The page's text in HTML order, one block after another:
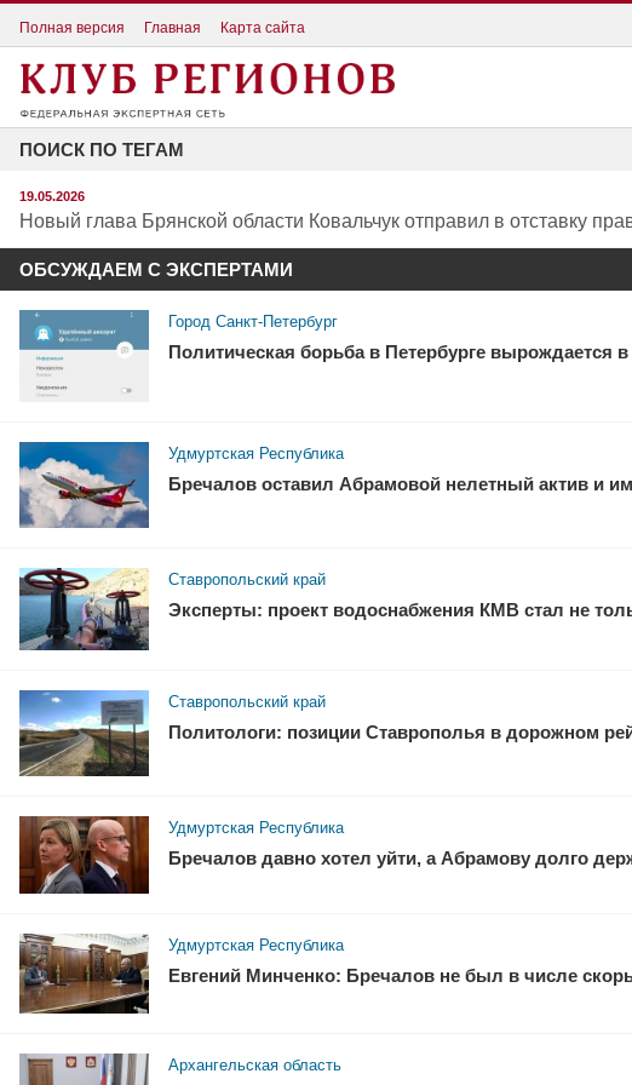
Полная версия Главная Карта сайта
ПОИСК ПО ТЕГАМ
19.05.2026
Новый глава Брянской области Ковальчук отправил в отставку
ОБСУЖДАЕМ С ЭКСПЕРТАМИ
Город Санкт-Петербург
Политическая борьба в Петербурге
Удмуртская Республика
Бречалов оставил Абрамовой нелетный актив и
Ставропольский край
Эксперты: проект водоснабжения КМВ стал не
Ставропольский край
Политологи: позиции Ставрополья в дорожном
Удмуртская Республика
Бречалов давно хотел уйти, а Абрамову долго
Удмуртская Республика
Евгений Минченко: Бречалов не был в числе
Архангельская область